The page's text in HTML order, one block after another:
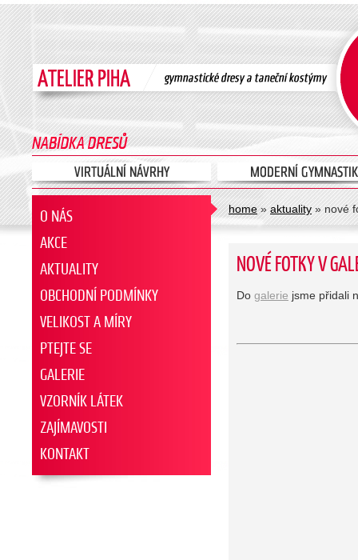
O NÁS
AKCE
AKTUALITY
OBCHODNÍ PODMÍNKY
VELIKOST A MÍRY
PTEJTE SE
GALERIE
VZORNÍK LÁTEK
ZAJÍMAVOSTI
KONTAKT
home»aktuality» nové
NOVÉ FOTKY V
Do galerie jsme přidali